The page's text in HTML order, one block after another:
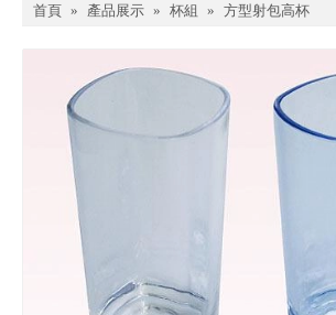
首頁 » 產品展示 » 杯組 » 方型射包高杯